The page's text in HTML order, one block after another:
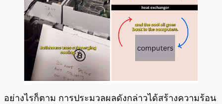
อย่างไรก็ตาม การประมวลผลดังกล่าวได้สร้างความร้อน